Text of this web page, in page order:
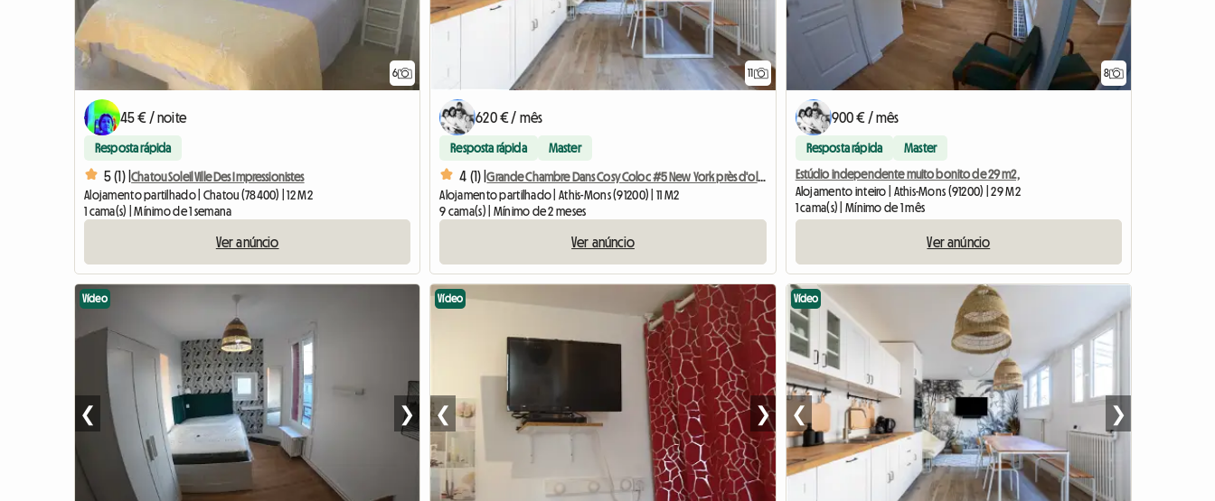
6
45 € / noite
Resposta rápida
5 (1) |Chatou Soleil Ville Des Impressionistes
Alojamento partilhado | Chatou (78400) | 12 M2
1 cama(s) | Mínimo de 1 semana
Ver anúncio
11
620 € / mês
Resposta rápida Master
4 (1) |
Grande Chambre Dans Cosy Coloc #5 New York près d'olry
Alojamento partilhado | Athis-Mons (91200) | 11 M2
9 cama(s) | Mínimo de 2 meses
Ver anúncio
8
900 € / mês
Resposta rápida Master
Estúdio independente muito bonito de 29 m2,
Alojamento inteiro | Athis-Mons (91200) | 29 M2
1 cama(s) | Mínimo de 1 mês
Ver anúncio
Vídeo
❮ ❯
Vídeo
❮ ❯
Vídeo
❮ ❯